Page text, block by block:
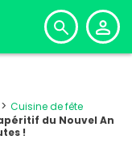
Cuisine de fête
du Nouvel An
!